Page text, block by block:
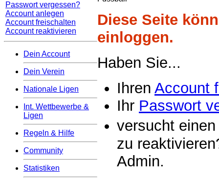
Passwort vergessen?
Account anlegen
Account freischalten
Account reaktivieren
Dein Account
Dein Verein
Nationale Ligen
Int. Wettbewerbe &
Ligen
Regeln & Hilfe
Community
Statistiken
Diese Seite
einloggen.
Haben Sie...
Ihren Account
Ihr Passwort
versucht
zu
Admin.